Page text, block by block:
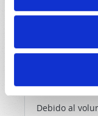
Originally
¡DINOS LO
Debido al